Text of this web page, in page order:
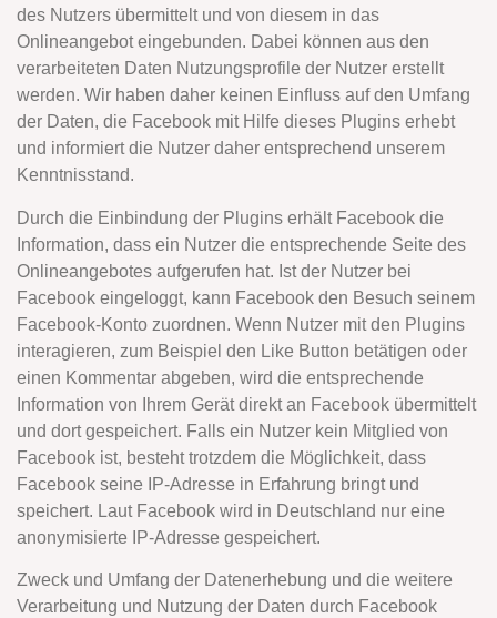
des Nutzers übermittelt und von diesem in das
Onlineangebot eingebunden. Dabei können aus den
verarbeiteten Daten Nutzungsprofile der Nutzer erstellt
werden. Wir haben daher keinen Einfluss auf den Umfang
der Daten, die Facebook mit Hilfe dieses Plugins erhebt
und informiert die Nutzer daher entsprechend unserem
Kenntnisstand.
Durch die Einbindung der Plugins erhält Facebook die
Information, dass ein Nutzer die entsprechende Seite des
Onlineangebotes aufgerufen hat. Ist der Nutzer bei
Facebook eingeloggt, kann Facebook den Besuch seinem
Facebook-Konto zuordnen. Wenn Nutzer mit den Plugins
interagieren, zum Beispiel den Like Button betätigen oder
einen Kommentar abgeben, wird die entsprechende
Information von Ihrem Gerät direkt an Facebook übermittelt
und dort gespeichert. Falls ein Nutzer kein Mitglied von
Facebook ist, besteht trotzdem die Möglichkeit, dass
Facebook seine IP-Adresse in Erfahrung bringt und
speichert. Laut Facebook wird in Deutschland nur eine
anonymisierte IP-Adresse gespeichert.
Zweck und Umfang der Datenerhebung und die weitere
Verarbeitung und Nutzung der Daten durch Facebook